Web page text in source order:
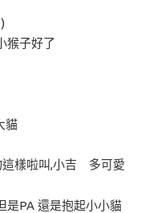
猴子好了
貓
這樣啦叫,小吉 多可愛
PA 還是抱起小小貓